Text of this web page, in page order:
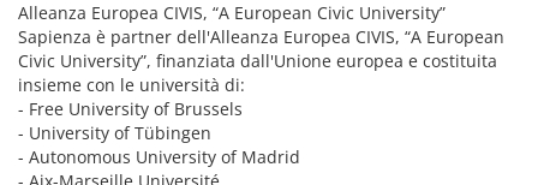
Alleanza Europea CIVIS, “A European Civic University”
Sapienza è partner dell'Alleanza Europea CIVIS, “A European
Civic University”, finanziata dall'Unione europea e costituita
insieme con le università di:
- Free University of Brussels
- University of Tübingen
- Autonomous University of Madrid